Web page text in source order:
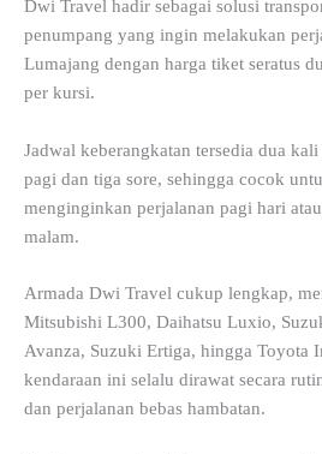
Dwi Travel hadir sebagai solusi
penumpang yang ingin melakukan
Lumajang dengan harga tiket seratus
per kursi.
Jadwal keberangkatan tersedia dua
pagi dan tiga sore, sehingga cocok
menginginkan perjalanan pagi hari
malam.
Armada Dwi Travel cukup lengkap,
Mitsubishi L300, Daihatsu Luxio,
Avanza, Suzuki Ertiga, hingga Toyota
kendaraan ini selalu dirawat secara
dan perjalanan bebas hambatan.